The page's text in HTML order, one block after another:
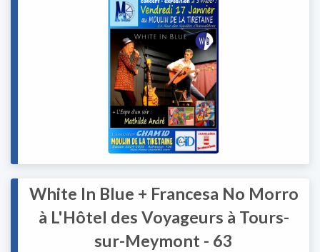
White In Blue + Francesa No Morro
à L'Hôtel des Voyageurs à Tours-
sur-Meymont - 63